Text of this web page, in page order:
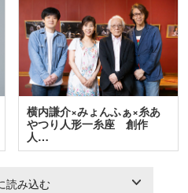
横内謙介×みょんふぁ×糸あ
やつり人形一糸座 創作
人…
読み込む